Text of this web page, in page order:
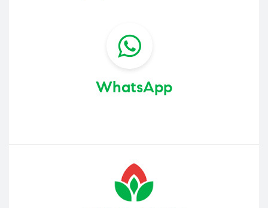
WhatsApp